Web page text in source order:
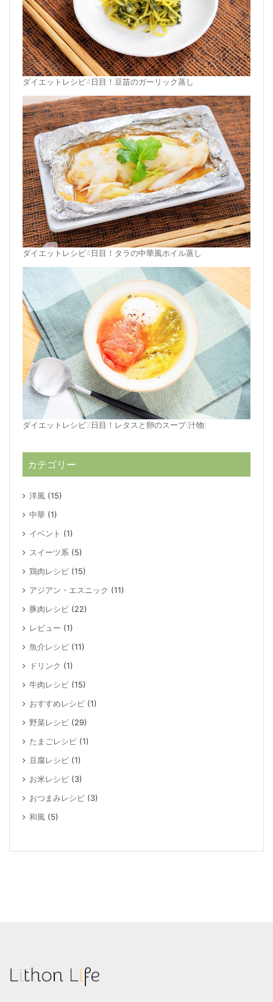
ダイエットレシピ4日目！豆苗のガーリック蒸し
ダイエットレシピ4日目！タラの中華風ホイル蒸し
ダイエットレシピ3日目！レタスと卵のスープ(汁物)
カテゴリー
洋風 (15)
中華 (1)
イベント (1)
スイーツ系 (5)
鶏肉レシピ (15)
アジアン・エスニック (11)
豚肉レシピ (22)
レビュー (1)
魚介レシピ (11)
ドリンク (1)
牛肉レシピ (15)
おすすめレシピ (1)
野菜レシピ (29)
たまごレシピ (1)
豆腐レシピ (1)
お米レシピ (3)
おつまみレシピ (3)
和風 (5)